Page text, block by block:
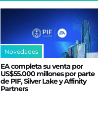
Novedades
EA completa su venta por
US$55.000 millones por parte
de PIF, Silver Lake y Affinity
Partners